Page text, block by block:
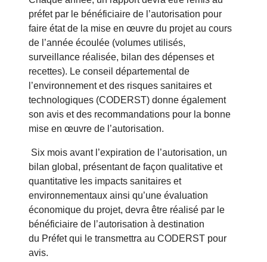
préfet par le bénéficiaire de l’autorisation pour
faire état de la mise en œuvre du projet au cours
de l’année écoulée (volumes utilisés,
surveillance réalisée, bilan des dépenses et
recettes). Le conseil départemental de
l’environnement et des risques sanitaires et
technologiques (CODERST) donne également
son avis et des recommandations pour la bonne
mise en œuvre de l’autorisation.
Six mois avant l’expiration de l’autorisation, un
bilan global, présentant de façon qualitative et
quantitative les impacts sanitaires et
environnementaux ainsi qu’une évaluation
économique du projet, devra être réalisé par le
bénéficiaire de l’autorisation à destination
du Préfet qui le transmettra au CODERST pour
avis.